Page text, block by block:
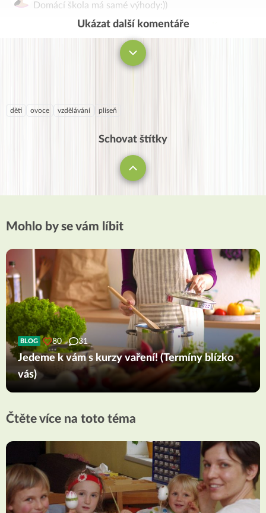
Domácí škola má samé výhody:))
Ukázat další komentáře
děti ovoce vzdělávání plíseň
Schovat štítky
Mohlo by se vám líbit
BLOG 80 31
Jedeme k vám s kurzy vaření! (Termíny blízko
vás)
Čtěte více na toto téma